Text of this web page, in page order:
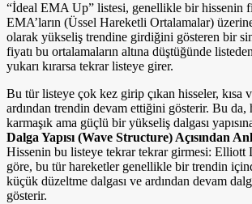
“İdeal EMA Up” listesi, genellikle bir hissenin
EMA’ların (Üssel Hareketli Ortalamalar)
olarak yükseliş trendine girdiğini gösteren bir
fiyatı bu ortalamaların altına düştüğünde
yukarı kırarsa tekrar listeye girer.
Bu tür listeye çok kez girip çıkan hisseler, kısa
ardından trendin devam ettiğini gösterir. Bu da,
karmaşık ama güçlü bir yükseliş dalgası
Dalga Yapısı (Wave Structure) Açısından
Hissenin bu listeye tekrar tekrar girmesi: Elliott
göre, bu tür hareketler genellikle bir trendin
küçük düzeltme dalgası ve ardından devam
gösterir.